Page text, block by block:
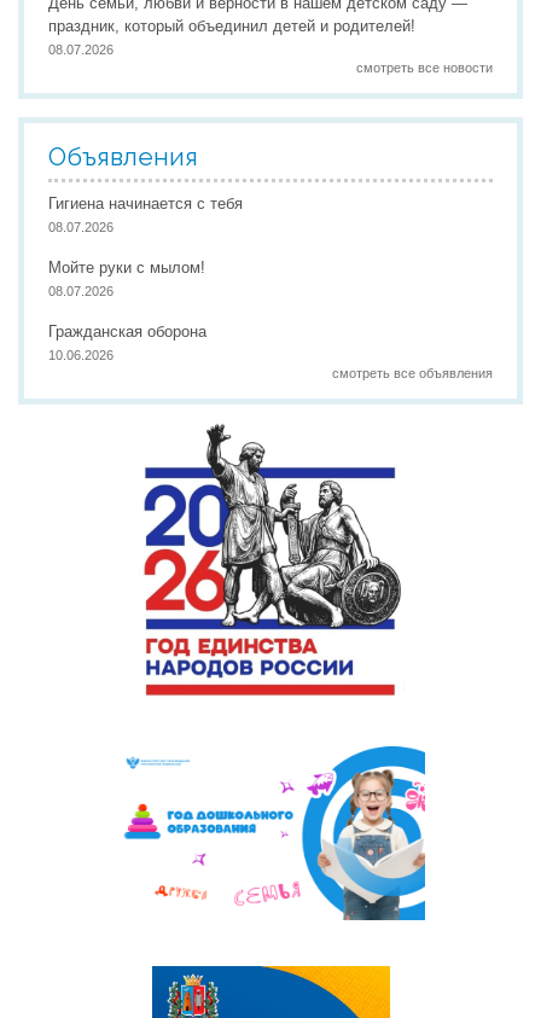
праздник, который объединил детей и родителей!
08.07.2026
смотреть все новости
Объявления
Гигиена начинается с тебя
08.07.2026
Мойте руки с мылом!
08.07.2026
Гражданская оборона
10.06.2026
смотреть все объявления